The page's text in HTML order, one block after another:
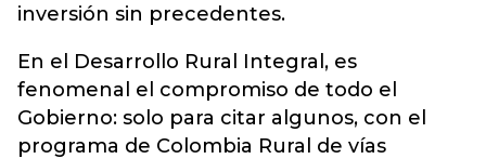
inversión sin precedentes.
En el Desarrollo Rural Integral, es
fenomenal el compromiso de todo el
Gobierno: solo para citar algunos, con el
programa de Colombia Rural de vías